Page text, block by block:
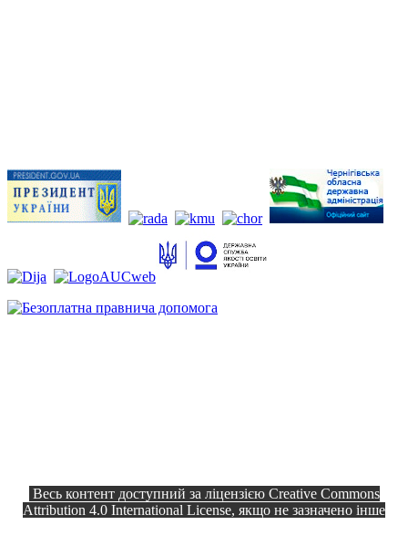
Весь контент доступний за ліцензією Creative Commons
Attribution 4.0 International License, якщо не зазначено інше